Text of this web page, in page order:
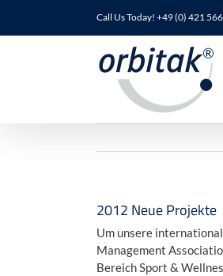
Call Us Today! +49 (0) 421
2012 Neue Projekte
Um unsere
Management
Bereich Sport &